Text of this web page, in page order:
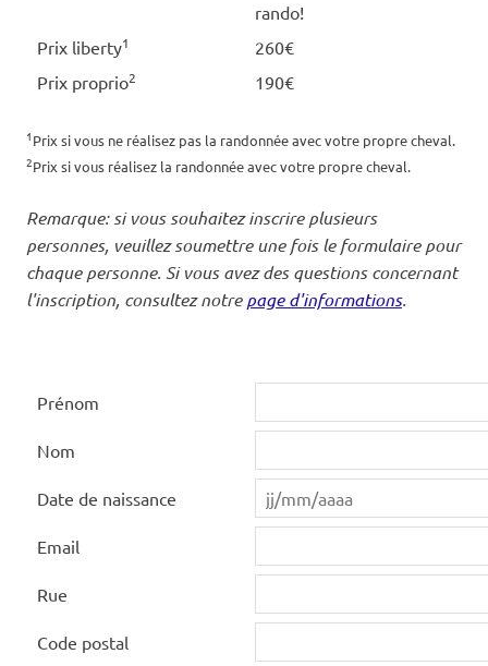
rando!
Prix liberty1
260€
Prix proprio2 190€
1 Prix si vous ne réalisez pas la randonnée avec votre propre cheval.
2Prix si vous réalisez la randonnée avec votre propre cheval.
Remarque: si vous souhaitez inscrire plusieurs
personnes, veuillez soumettre une fois le formulaire pour
chaque personne. Si vous avez des questions concernant
l'inscription, consultez notrepage d'informations.
Prénom
Nom
Date de naissance
Email
Rue
Code postal